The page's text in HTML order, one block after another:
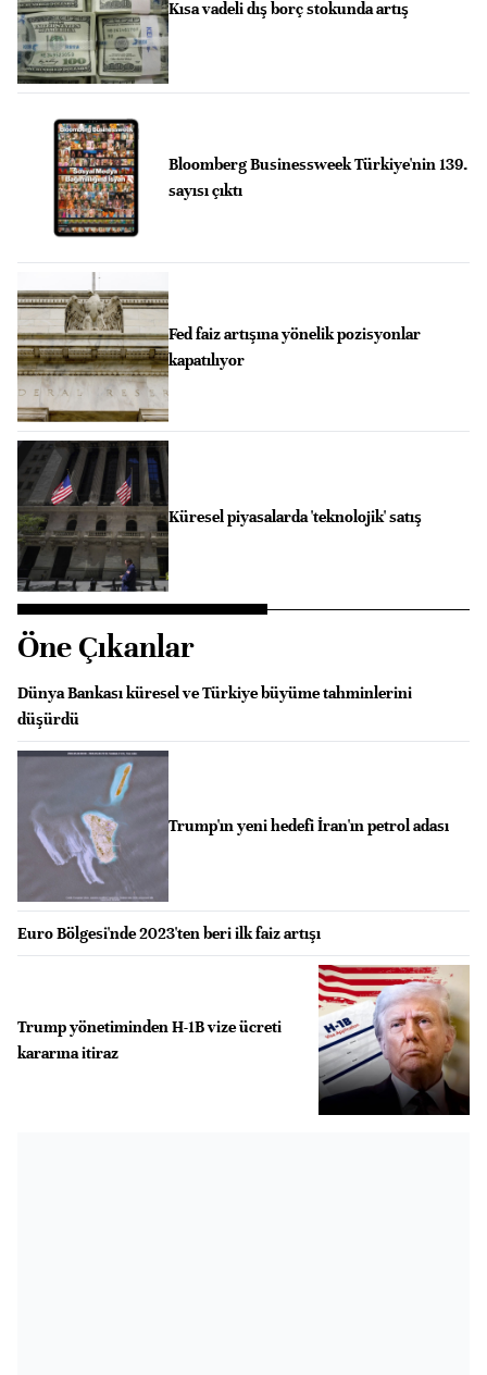
Kısa vadeli dış borç stokunda artış
Bloomberg Businessweek Türkiye'nin 139.
sayısı çıktı
Fed faiz artışına yönelik pozisyonlar
kapatılıyor
Küresel piyasalarda 'teknolojik' satış
Öne Çıkanlar
Dünya Bankası küresel ve Türkiye büyüme tahminlerini
düşürdü
Trump'ın yeni hedefi İran'ın petrol adası
Euro Bölgesi'nde 2023'ten beri ilk faiz artışı
Trump yönetiminden H-1B vize ücreti
kararına itiraz